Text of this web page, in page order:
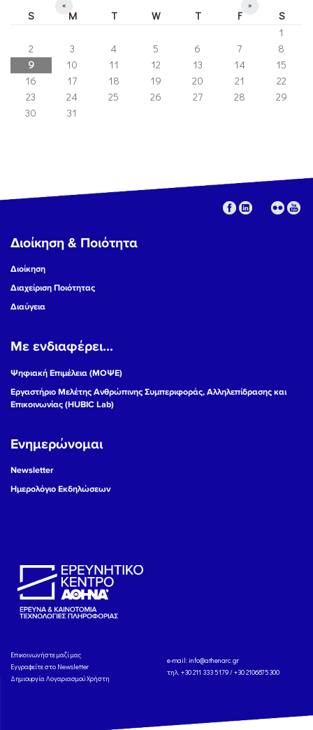
« »
S M T W T F
S
1
2
3 4 5 6 7
8
9
10 11 12 13 14
15
16
17 18 19 20 21
22
23
24 25 26 27 28
29
30
31
Διοίκηση & Ποιότητα
Διοίκηση
Διαχείριση Ποιότητας
Διαύγεια
Με ενδιαφέρει...
Ψηφιακή Επιμέλεια (ΜΟΨΕ)
Εργαστήριο Μελέτης Ανθρώπινης Συμπεριφοράς, Αλληλεπίδρασης και
Επικοινωνίας (HUBIC Lab)
Ενημερώνομαι
Newsletter
Ημερολόγιο Εκδηλώσεων
Eπικοινωνήστε μαζί μας
Εγγραφείτε στο Newsletter
Δημιουργία Λογαριασμού Χρήστη
e-mail: info@athenarc.gr
τηλ. +30 211 333 5179 / +30 2106875300